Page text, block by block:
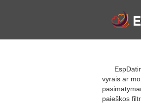
vyrais ar
paieškos